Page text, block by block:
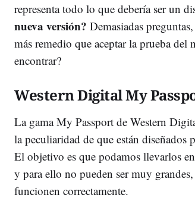
representa todo lo que debería ser un
nueva versión? Demasiadas
más remedio que aceptar la prueba
encontrar?
Western Digital My
La gama My Passport de Western
la peculiaridad de que están diseñados
El objetivo es que podamos llevarlos
y para ello no pueden ser muy
funcionen correctamente.